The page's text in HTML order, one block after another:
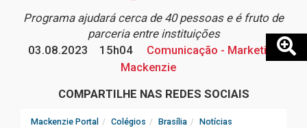
Programa ajudará cerca de 40 pessoas e é fruto de
parceria entre instituições
03.08.2023
15h04
Comunicação - Marketing
Mackenzie
COMPARTILHE NAS REDES SOCIAIS
Mackenzie Portal Colégios Brasília
Notícias